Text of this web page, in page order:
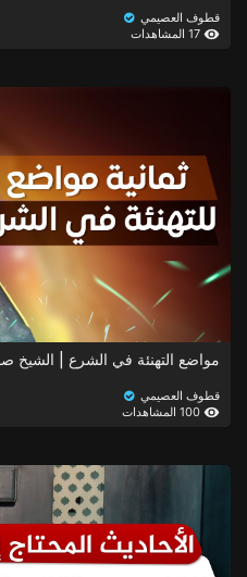
قطوف العصيمي
مواضع التهنئة في الشرع | الشيخ
قطوف العصيمي